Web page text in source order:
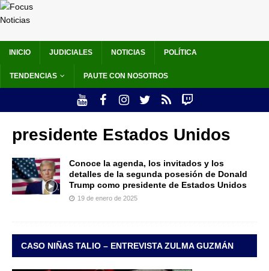
INICIO JUDICIALES NOTICIAS POLÍTICA
TENDENCIAS PAUTE CON NOSOTROS
presidente Estados Unidos
Conoce la agenda, los invitados y los
detalles de la segunda posesión de Donald
Trump como presidente de Estados Unidos
19 de enero de 2025
CASO NIÑAS TALIO – ENTREVISTA ZULMA GUZMÁN